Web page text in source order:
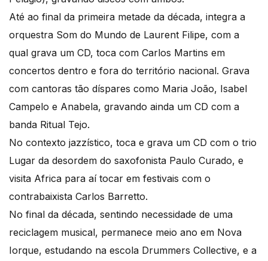
Até ao final da primeira metade da década, integra a
orquestra Som do Mundo de Laurent Filipe, com a
qual grava um CD, toca com Carlos Martins em
concertos dentro e fora do território nacional. Grava
com cantoras tão díspares como Maria João, Isabel
Campelo e Anabela, gravando ainda um CD com a
banda Ritual Tejo.
No contexto jazzístico, toca e grava um CD com o trio
Lugar da desordem do saxofonista Paulo Curado, e
visita Africa para aí tocar em festivais com o
contrabaixista Carlos Barretto.
No final da década, sentindo necessidade de uma
reciclagem musical, permanece meio ano em Nova
Iorque, estudando na escola Drummers Collective, e a